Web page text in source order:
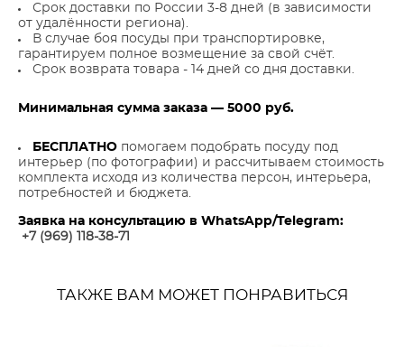
Срок доставки по России 3-8 дней (в зависимости
от удалённости региона).
В случае боя посуды при транспортировке,
гарантируем полное возмещение за свой счёт.
Срок возврата товара - 14 дней со дня доставки.
Минимальная сумма заказа — 5000 руб.
БЕСПЛАТНО помогаем подобрать посуду под
интерьер (по фотографии) и рассчитываем стоимость
комплекта исходя из количества персон, интерьера,
потребностей и бюджета.
Заявка на консультацию в WhatsApp/Telegram:
+7 (969) 118-38-7
ТАКЖЕ ВАМ МОЖЕТ ПОНРАВИТЬСЯ